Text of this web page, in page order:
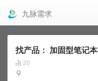
九脉需求
找产品： 加固型笔记本
20